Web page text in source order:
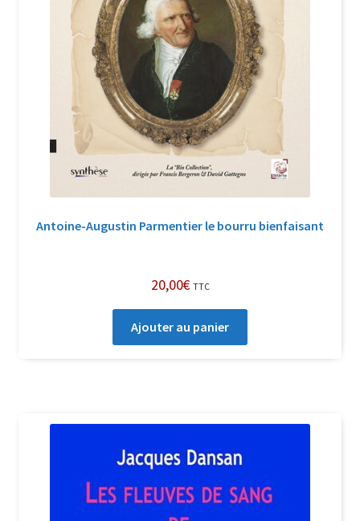
Soutien à Philippe Randa
Suivi de la Commande
Antoine-Augustin Parmentier le bourru bienfaisant
20,00€ TTC
Ajouter au panier